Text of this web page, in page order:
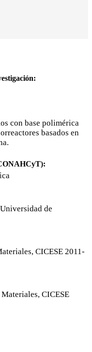
con base polimérica
basados en
de
CICESE 2011-
CICESE